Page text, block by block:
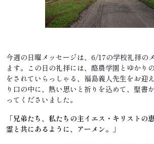
今週の日曜メッセージは、6/17の学校礼拝の
ます。この日の礼拝には、酪農学園とゆかり
をされていらっしゃる、福島義人先生をお迎
り口の中に、熱い思いと祈りを込めて、聖書
ってくださいました。
「兄弟たち、私たちの主イエス・キリストの
霊と共にあるように、アーメン。」